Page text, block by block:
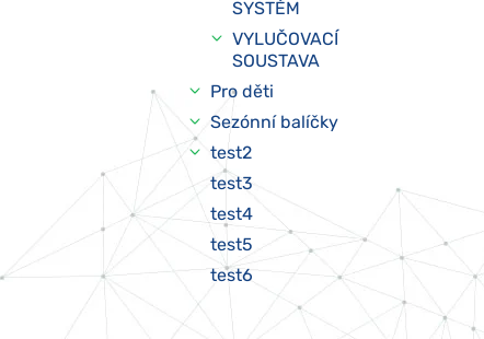
SYSTÉM
VYLUČOVACÍ
SOUSTAVA
Pro děti
Sezónní balíčky
test2
test3
test4
test5
test6